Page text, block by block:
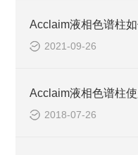
2021-09-26
2018-07-26